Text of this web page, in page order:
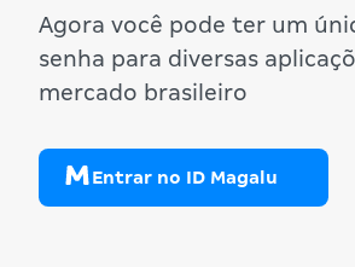
Agora você pode ter um
senha para diversas
mercado brasileiro
Entrar no ID Magalu